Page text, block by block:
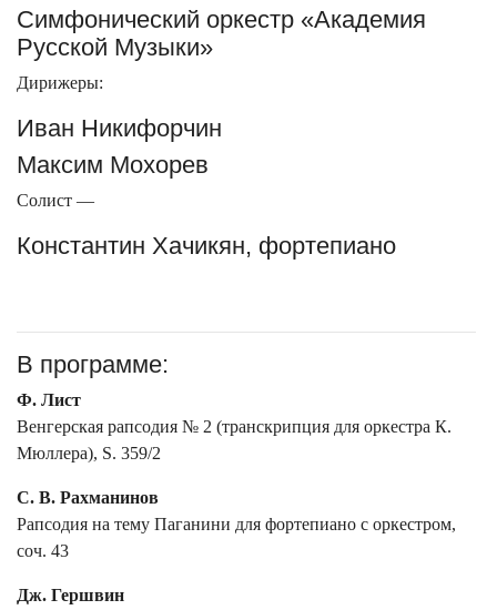
Симфонический оркестр «Академия
Русской Музыки»
Дирижеры:
Иван Никифорчин
Максим Мохорев
Солист —
Константин Хачикян, фортепиано
В программе:
Ф. Лист
Венгерская рапсодия № 2 (транскрипция для оркестра К.
Мюллера), S. 359/2
С. В. Рахманинов
Рапсодия на тему Паганини для фортепиано с оркестром,
соч. 43
Дж. Гершвин